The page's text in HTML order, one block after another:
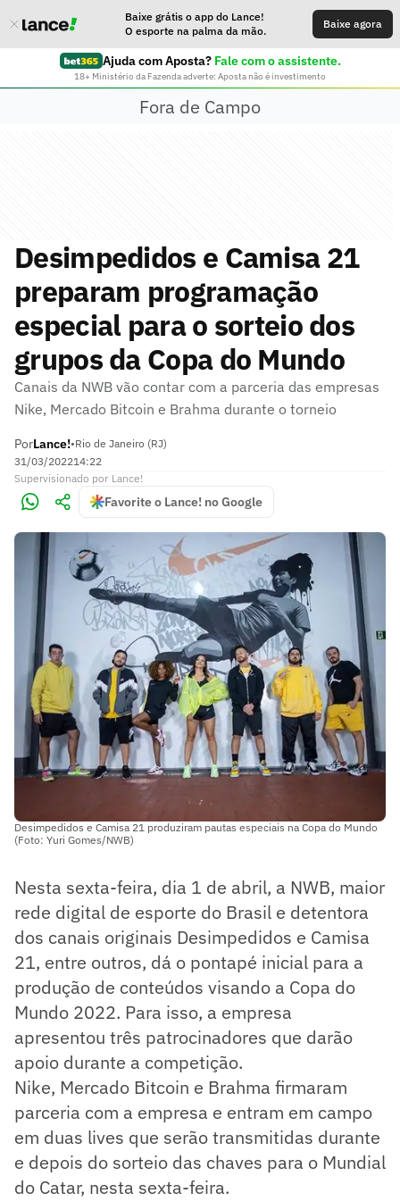
Baixe grátis o app do Lance!
O esporte na palma da mão.
Baixe agora
Ajuda com Aposta? Fale com o assistente.
18+ Ministério da Fazenda adverte: Aposta não é investimento
Fora de Campo
Desimpedidos e Camisa 21
preparam programação
especial para o sorteio dos
grupos da Copa do Mundo
Canais da NWB vão contar com a parceria das empresas
Nike, Mercado Bitcoin e Brahma durante o torneio
PorLance!•Rio de Janeiro (RJ)
31/03/202214:22
Supervisionado por Lance!
Favorite o Lance! no Google
Desimpedidos e Camisa 21 produziram pautas especiais na Copa do Mundo
(Foto: Yuri Gomes/NWB)
Nesta sexta-feira, dia 1 de abril, a NWB, maior
rede digital de esporte do Brasil e detentora
dos canais originais Desimpedidos e Camisa
21, entre outros, dá o pontapé inicial para a
produção de conteúdos visando a Copa do
Mundo 2022. Para isso, a empresa
apresentou três patrocinadores que darão
apoio durante a competição.
Nike, Mercado Bitcoin e Brahma firmaram
parceria com a empresa e entram em campo
em duas lives que serão transmitidas durante
e depois do sorteio das chaves para o Mundial
do Catar, nesta sexta-feira.